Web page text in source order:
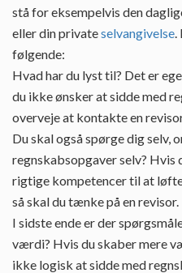
stå for eksempelvis den
eller din privateselvangivelse.
følgende:
Hvad har du lyst til? Det er
du ikke ønsker at sidde med
overveje at kontakte en
Du skal også spørge dig selv,
regnskabsopgaver selv? Hvis
rigtige kompetencer til at
så skal du tænke på en revisor.
I sidste ende er der
værdi? Hvis du skaber mere
ikke logisk at sidde med